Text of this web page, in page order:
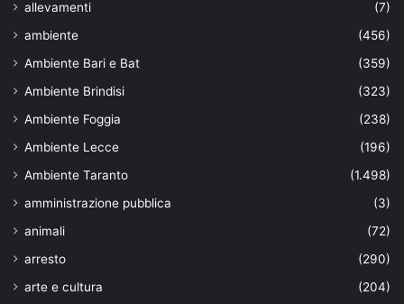
allevamenti
(7)
ambiente
(456)
Ambiente Bari e Bat
(359)
Ambiente Brindisi
(323)
Ambiente Foggia
(238)
Ambiente Lecce
(196)
Ambiente Taranto
(1.498)
amministrazione pubblica
(3)
animali
(72)
arresto
(290)
arte e cultura
(204)